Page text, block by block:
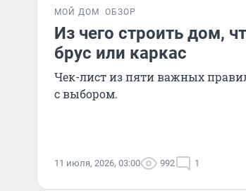
МОЙ ДОМ ОБЗОР
Из чего строить дом,
брус или каркас
Чек-лист из пяти важных
с выбором.
11 июля, 2026, 03:00 992 1